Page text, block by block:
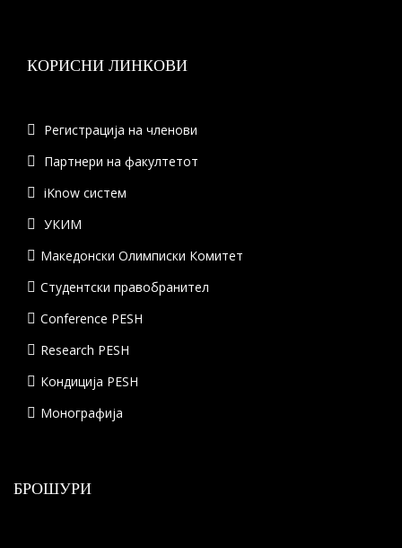
КОРИСНИ ЛИНКОВИ
Регистрација на членови
Партнери на факултетот
iKnow систем
УКИМ
Македонски Олимписки Комитет
Студентски правобранител
Conference PESH
Research PESH
Кондиција PESH
Монографија
БРОШУРИ